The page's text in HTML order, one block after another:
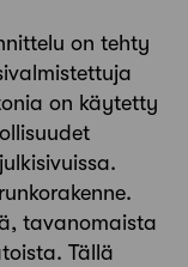
on tehty
on käytetty
tavanomaista
Tällä